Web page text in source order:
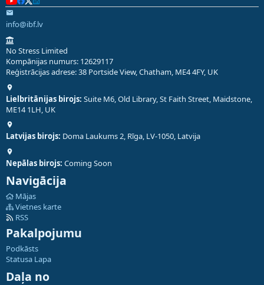
info@ibf.lv
No Stress Limited
Kompānijas numurs: 12629117
Reģistrācijas adrese: 38 Portside View, Chatham, ME4 4FY, UK
Lielbritānijas birojs: Suite M6, Old Library, St Faith Street, Maidstone,
ME14 1LH, UK
Latvijas birojs: Doma Laukums 2, Rīga, LV-1050, Latvija
Nepālas birojs: Coming Soon
Navigācija
Mājas
Vietnes karte
RSS
Pakalpojumu
Podkāsts
Statusa Lapa
Daļa no